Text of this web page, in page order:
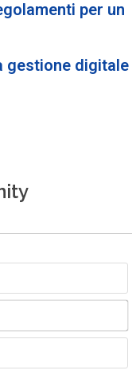
per un
gestione digitale